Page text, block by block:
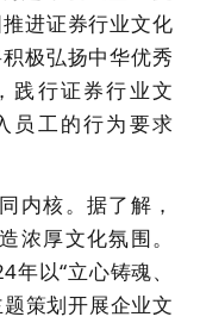
进证券行业文化
极弘扬中华优秀
践行证券行业文
员工的行为要求
内核。据了解，
浓厚文化氛围。
以“立心铸魂、
策划开展企业文